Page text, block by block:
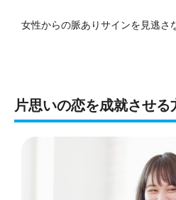
女性からの脈ありサインを見逃さ
片思いの恋を成就させる